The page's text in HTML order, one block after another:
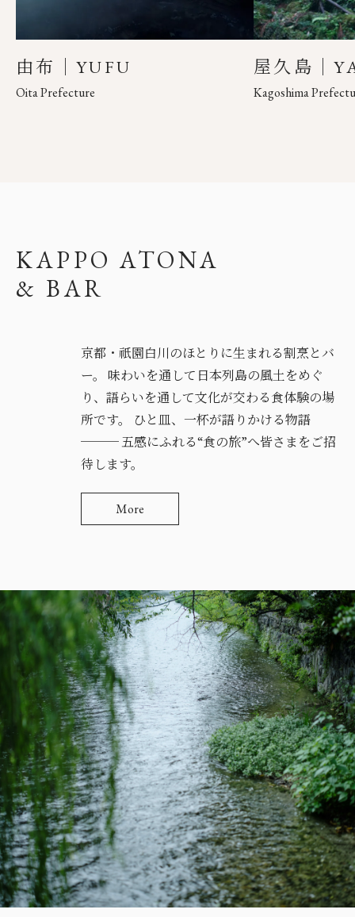
EN
由布｜YUFU
Oita Prefecture
屋久島｜
Kagoshima
KAPPO ATONA
& BAR
京都・祇園白川のほとりに生まれる割烹とバ
ー。 味わいを通して日本列島の風土をめぐ
り、語らいを通して文化が交わる食体験の場
所です。 ひと皿、一杯が語りかける物語
─── 五感にふれる“食の旅”へ皆さまをご招
待します。
More